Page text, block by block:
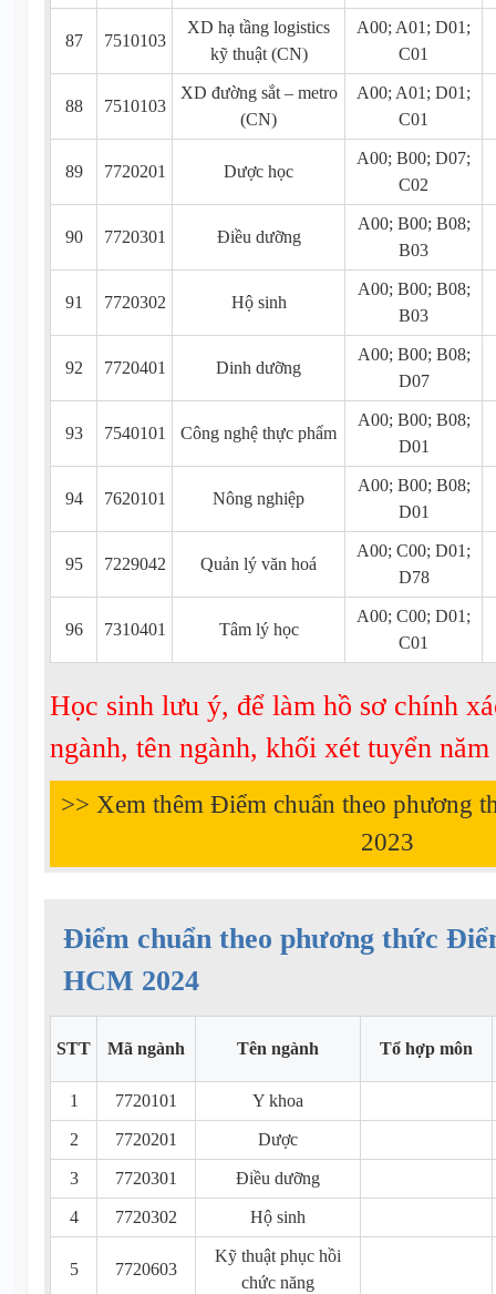
87 7510103
XD hạ tầng logistics
kỹ thuật (CN)
A00; A01; D01;
C01
88 7510103
XD đường sắt – metro
(CN)
A00; A01; D01;
C01
89 7720201 Dược học
A00; B00; D07;
C02
90 7720301 Điều dưỡng
A00; B00; B08;
B03
91 7720302 Hộ sinh
A00; B00; B08;
B03
92 7720401 Dinh dưỡng
A00; B00; B08;
D07
93 7540101 Công nghệ thực phẩm
A00; B00; B08;
D01
94 7620101 Nông nghiệp
A00; B00; B08;
D01
95 7229042 Quản lý văn hoá
A00; C00; D01;
D78
96 7310401 Tâm lý học
A00; C00; D01;
C01
Học sinh lưu ý, để làm hồ sơ chính
ngành, tên ngành, khối xét tuyển
>> Xem thêm Điểm chuẩn theo phương
2023
Điểm chuẩn theo phương thức
HCM 2024
STT Mã ngành Tên ngành Tổ hợp môn
1 7720101 Y khoa
2 7720201 Dược
3 7720301 Điều dưỡng
4 7720302 Hộ sinh
5 7720603
Kỹ thuật phục hồi
chức năng